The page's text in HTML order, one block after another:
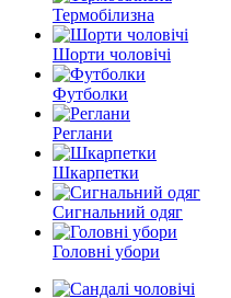
Термобілизна
Шорти чоловічі
Футболки
Реглани
Шкарпетки
Сигнальний одяг
Головні убори